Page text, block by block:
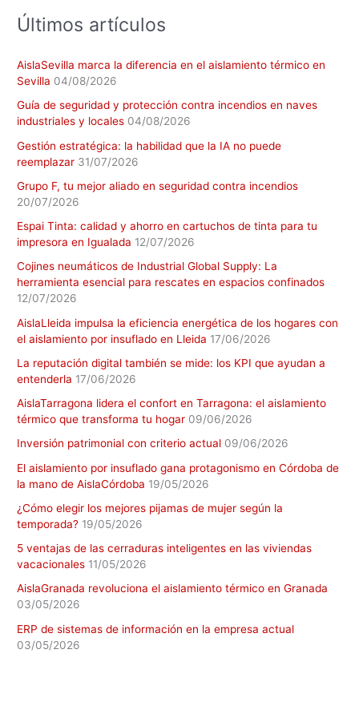
Últimos artículos
AislaSevilla marca la diferencia en el aislamiento térmico en
Sevilla 04/08/2026
Guía de seguridad y protección contra incendios en naves
industriales y locales 04/08/2026
Gestión estratégica: la habilidad que la IA no puede
reemplazar 31/07/2026
Grupo F, tu mejor aliado en seguridad contra incendios
20/07/2026
Espai Tinta: calidad y ahorro en cartuchos de tinta para tu
impresora en Igualada 12/07/2026
Cojines neumáticos de Industrial Global Supply: La
herramienta esencial para rescates en espacios confinados
12/07/2026
AislaLleida impulsa la eficiencia energética de los hogares con
el aislamiento por insuflado en Lleida 17/06/2026
La reputación digital también se mide: los KPI que ayudan a
entenderla 17/06/2026
AislaTarragona lidera el confort en Tarragona: el aislamiento
térmico que transforma tu hogar 09/06/2026
Inversión patrimonial con criterio actual 09/06/2026
El aislamiento por insuflado gana protagonismo en Córdoba de
la mano de AislaCórdoba 19/05/2026
¿Cómo elegir los mejores pijamas de mujer según la
temporada? 19/05/2026
5 ventajas de las cerraduras inteligentes en las viviendas
vacacionales 11/05/2026
AislaGranada revoluciona el aislamiento térmico en Granada
03/05/2026
ERP de sistemas de información en la empresa actual
03/05/2026